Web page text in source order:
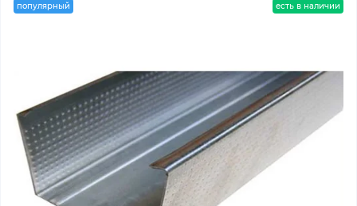
популярный есть в наличии